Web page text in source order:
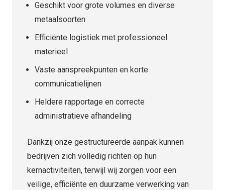
Geschikt voor grote volumes en diverse
metaalsoorten
Efficiënte logistiek met professioneel
materieel
Vaste aanspreekpunten en korte
communicatielijnen
Heldere rapportage en correcte
administratieve afhandeling
Dankzij onze gestructureerde aanpak kunnen
bedrijven zich volledig richten op hun
kernactiviteiten, terwijl wij zorgen voor een
veilige, efficiënte en duurzame verwerking van